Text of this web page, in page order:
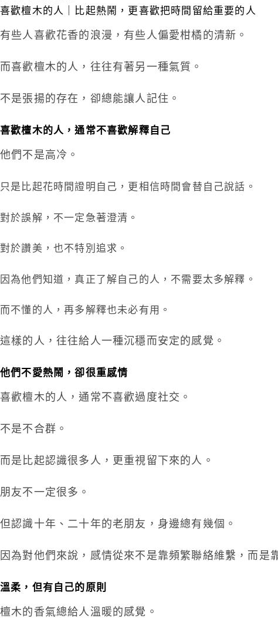
喜歡檀木的人｜比起熱鬧，更喜歡把時間留給重要的人
有些人喜歡花香的浪漫，有些人偏愛柑橘的清新。
而喜歡檀木的人，往往有著另一種氣質。
不是張揚的存在，卻總能讓人記住。
喜歡檀木的人，通常不喜歡解釋自己
他們不是高冷。
只是比起花時間證明自己，更相信時間會替自己說話。
對於誤解，不一定急著澄清。
對於讚美，也不特別追求。
因為他們知道，真正了解自己的人，不需要太多解釋。
而不懂的人，再多解釋也未必有用。
這樣的人，往往給人一種沉穩而安定的感覺。
他們不愛熱鬧，卻很重感情
喜歡檀木的人，通常不喜歡過度社交。
不是不合群。
而是比起認識很多人，更重視留下來的人。
朋友不一定很多。
但認識十年、二十年的老朋友，身邊總有幾個。
因為對他們來說，感情從來不是靠頻繁聯絡維繫，而是
溫柔，但有自己的原則
檀木的香氣總給人溫暖的感覺。